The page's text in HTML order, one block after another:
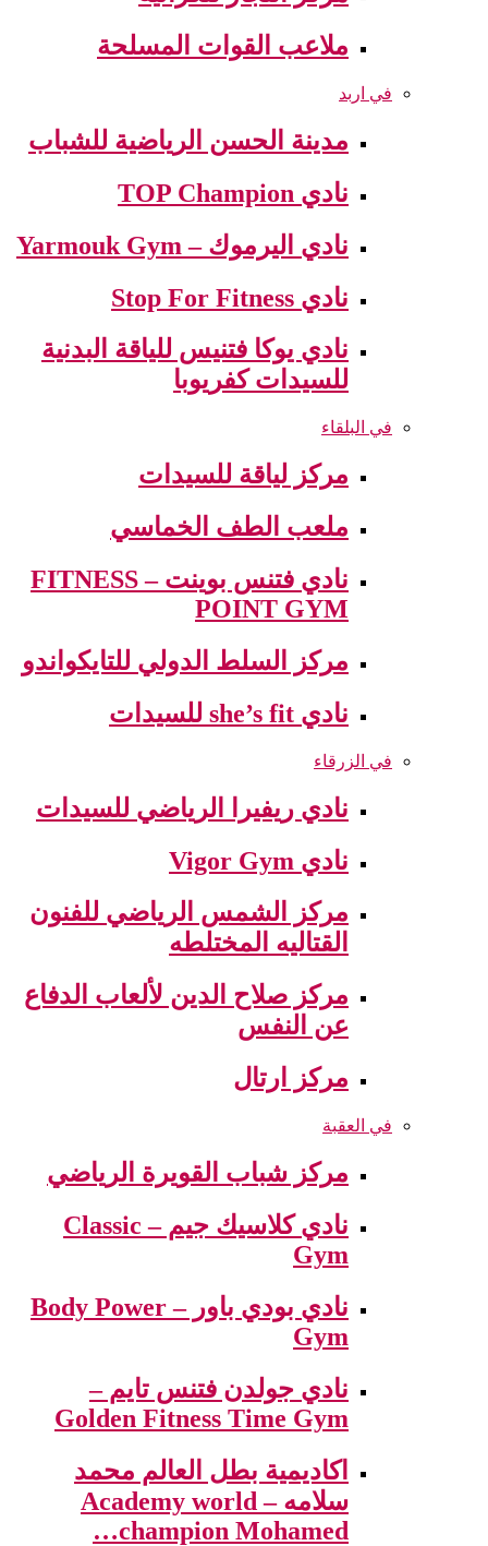
ملاعب القوات المسلحة
في اربد
مدينة الحسن الرياضية للشباب
نادي TOP Champion
نادي اليرموك – Yarmouk Gym
نادي Stop For Fitness
نادي يوكا فتنيس للياقة البدنية
للسيدات كفريوبا
في البلقاء
مركز لياقة للسيدات
ملعب الطف الخماسي
نادي فتنس بوينت – FITNESS
POINT GYM
مركز السلط الدولي للتايكواندو
نادي she’s fit للسيدات
في الزرقاء
نادي ريفيرا الرياضي للسيدات
نادي Vigor Gym
مركز الشمس الرياضي للفنون
القتاليه المختلطه
مركز صلاح الدين لألعاب الدفاع
عن النفس
مركز ارتال
في العقبة
مركز شباب القويرة الرياضي
نادي كلاسيك جيم – Classic
Gym
نادي بودي باور – Body Power
Gym
نادي جولدن فتنس تايم –
Golden Fitness Time Gym
اكاديمية بطل العالم محمد
سلامه – Academy world
champion Mohamed…